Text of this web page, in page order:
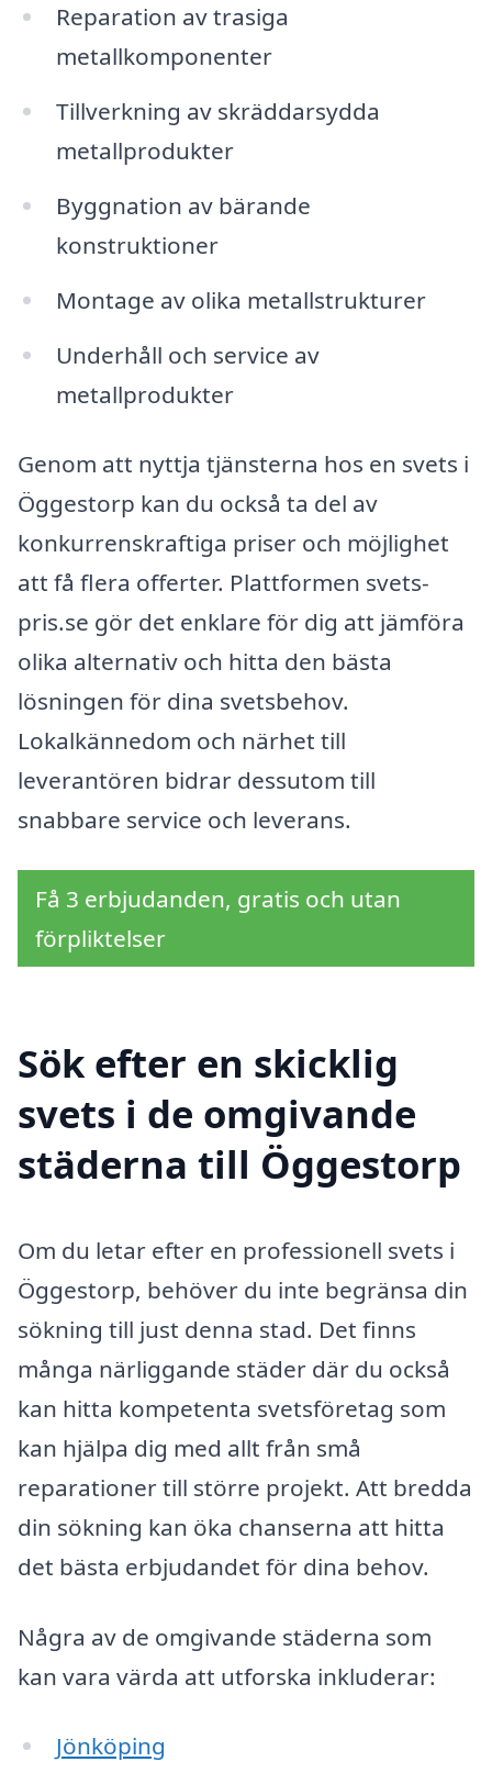
Reparation av trasiga
metallkomponenter
Tillverkning av skräddarsydda
metallprodukter
Byggnation av bärande
konstruktioner
Montage av olika metallstrukturer
Underhåll och service av
metallprodukter
Genom att nyttja tjänsterna hos en svets i
Öggestorp kan du också ta del av
konkurrenskraftiga priser och möjlighet
att få flera offerter. Plattformen svets-
pris.se gör det enklare för dig att jämföra
olika alternativ och hitta den bästa
lösningen för dina svetsbehov.
Lokalkännedom och närhet till
leverantören bidrar dessutom till
snabbare service och leverans.
Få 3 erbjudanden, gratis och utan
förpliktelser
Sök efter en skicklig
svets i de omgivande
städerna till Öggestorp
Om du letar efter en professionell svets i
Öggestorp, behöver du inte begränsa din
sökning till just denna stad. Det finns
många närliggande städer där du också
kan hitta kompetenta svetsföretag som
kan hjälpa dig med allt från små
reparationer till större projekt. Att bredda
din sökning kan öka chanserna att hitta
det bästa erbjudandet för dina behov.
Några av de omgivande städerna som
kan vara värda att utforska inkluderar:
Jönköping